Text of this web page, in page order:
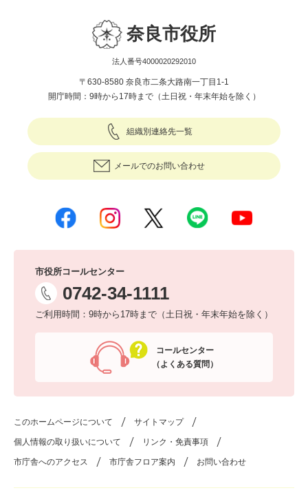
奈良市役所
法人番号4000020292010
〒630-8580 奈良市二条大路南一丁目1-1
開庁時間：9時から17時まで（土日祝・年末年始を除く）
組織別連絡先一覧
メールでのお問い合わせ
市役所コールセンター
0742-34-1111
ご利用時間：9時から17時まで（土日祝・年末年始を除く）
コールセンター
（よくある質問）
このホームページについて サイトマップ
個人情報の取り扱いについて リンク・免責事項
市庁舎へのアクセス 市庁舎フロア案内 お問い合わせ